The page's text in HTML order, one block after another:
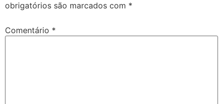
obrigatórios são marcados com *
Comentário *